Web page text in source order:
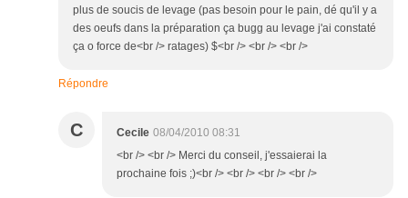
plus de soucis de levage (pas besoin pour le pain, dé qu'il y a
des oeufs dans la préparation ça bugg au levage j'ai constaté
ça o force de<br /> ratages) $<br /> <br /> <br />
Répondre
C Cecile 08/04/2010 08:31
<br /> <br /> Merci du conseil, j'essaierai la
prochaine fois ;)<br /> <br /> <br /> <br />